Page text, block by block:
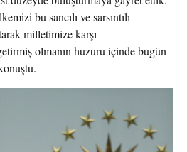
bu sancılı ve sarsıntılı
milletimize karşı
olmanın huzuru içinde bugün